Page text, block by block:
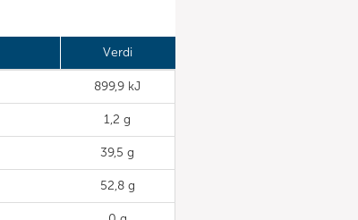
Verdi
899,9 kJ
1,2 g
39,5 g
52,8 g